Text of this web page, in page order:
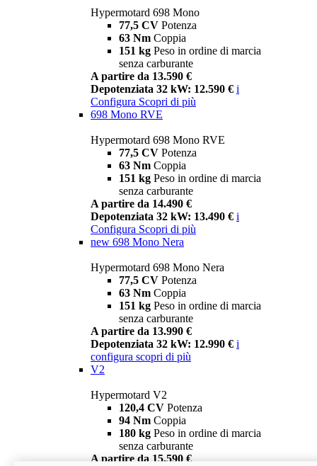
Hypermotard 698 Mono
77,5 CV Potenza
63 Nm Coppia
151 kg Peso in ordine di marcia
senza carburante
A partire da 13.590 €
Depotenziata 32 kW: 12.590 € i
Configura Scopri di più
698 Mono RVE
Hypermotard 698 Mono RVE
77,5 CV Potenza
63 Nm Coppia
151 kg Peso in ordine di marcia
senza carburante
A partire da 14.490 €
Depotenziata 32 kW: 13.490 € i
Configura Scopri di più
new 698 Mono Nera
Hypermotard 698 Mono Nera
77,5 CV Potenza
63 Nm Coppia
151 kg Peso in ordine di marcia
senza carburante
A partire da 13.990 €
Depotenziata 32 kW: 12.990 € i
configura scopri di più
V2
Hypermotard V2
120,4 CV Potenza
94 Nm Coppia
180 kg Peso in ordine di marcia
senza carburante
A partire da 15.590 €